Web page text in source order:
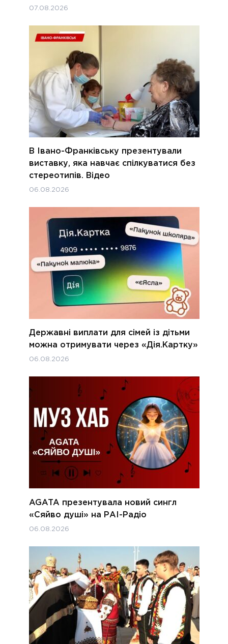
07.08.2026
В Івано-Франківську презентували
виставку, яка навчає спілкуватися без
стереотипів. Відео
06.08.2026
Державні виплати для сімей із дітьми
можна отримувати через «Дія.Картку»
06.08.2026
AGATA презентувала новий сингл
«Сяйво душі» на РАІ-Радіо
06.08.2026